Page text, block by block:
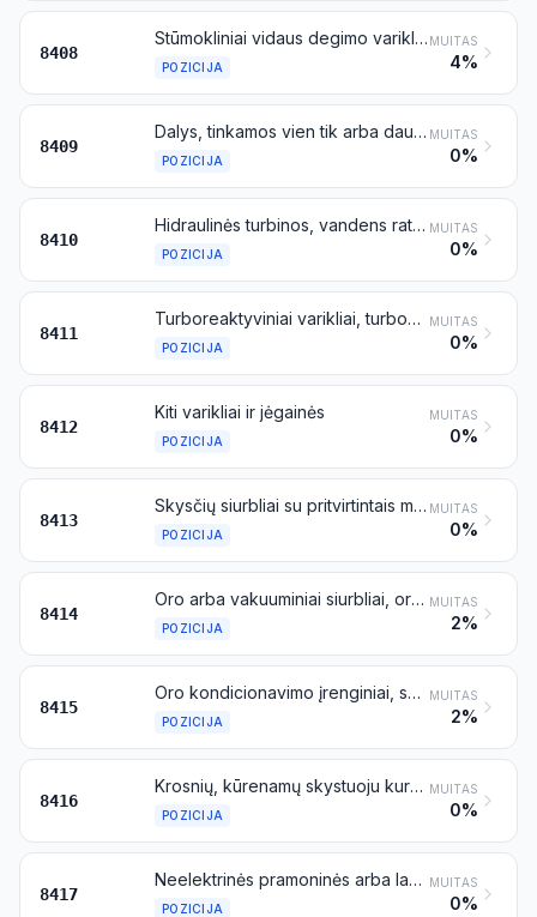
8408
Stūmokliniai vidaus degimo varikliai su slėginiu uždegimu (dyzeliniai arba pusiau dyzeliniai varikliai)
POZICIJA
MUITAS
4%
8409
Dalys, tinkamos vien tik arba daugiausia varikliams, priskiriamiems 8407 arba 8408 pozicijai
POZICIJA
MUITAS
0%
8410
Hidraulinės turbinos, vandens ratai ir jų reguliatoriai
POZICIJA
MUITAS
0%
8411
Turboreaktyviniai varikliai, turbosraigtiniai varikliai ir kitos dujų turbinos
POZICIJA
MUITAS
0%
8412
Kiti varikliai ir jėgainės
POZICIJA
MUITAS
0%
8413
Skysčių siurbliai su pritvirtintais matuokliais arba be jų; skysčių keltuvai
POZICIJA
MUITAS
0%
8414
Oro arba vakuuminiai siurbliai, oro arba kitų dujų kompresoriai ir ventiliatoriai; ventiliacijos arba recirkuliacijos gaubtai (traukos spintos) su įmontuotu ventiliatoriumi, su filtrais arba be filtrų; dujoms nelaidžios biologinės saugos spintos, su filtrais arba be filtrų
POZICIJA
MUITAS
2%
8415
Oro kondicionavimo įrenginiai, sudaryti iš variklio varomo ventiliatoriaus ir oro temperatūros bei drėgmės kaitos elementų, įskaitant kondicionierius, kuriais oro drėgmė atskirai nereguliuojama
POZICIJA
MUITAS
2%
8416
Krosnių, kūrenamų skystuoju kuru, pulverizuotu kietuoju kuru arba dujomis, degikliai; mechaninės kūryklos, įskaitant jų mechanines groteles, mechaninius pelenų šalintuvus ir panašius įtaisus
POZICIJA
MUITAS
0%
8417
Neelektrinės pramoninės arba laboratorinės krosnys ir orkaitės, įskaitant šiukšlių deginimo ir krematoriumų krosnis
POZICIJA
MUITAS
0%